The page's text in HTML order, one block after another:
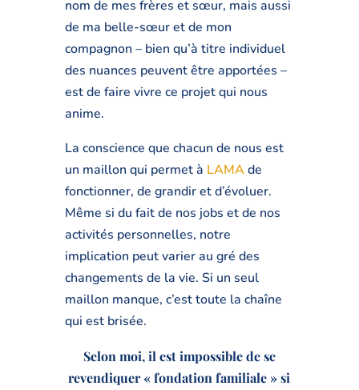
nom de mes frères et sœur, mais aussi
de ma belle-sœur et de mon
compagnon – bien qu’à titre individuel
des nuances peuvent être apportées –
est de faire vivre ce projet qui nous
anime.
La conscience que chacun de nous est
un maillon qui permet à LAMAde
fonctionner, de grandir et d’évoluer.
Même si du fait de nos jobs et de nos
activités personnelles, notre
implication peut varier au gré des
changements de la vie. Si un seul
maillon manque, c’est toute la chaîne
qui est brisée.
Selon moi, il est impossible de se
revendiquer « fondation familiale » si